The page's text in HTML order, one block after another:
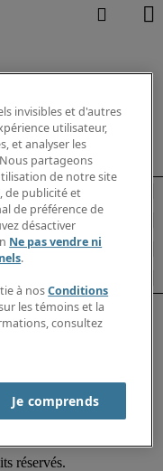
réservés.
invisibles et d'autres
utilisateur,
et analyser les
partageons
de notre site
de publicité et
de préférence de
désactiver
Ne pas vendre ni
.
à nosConditions
les témoins et la
consultez
Je comprends